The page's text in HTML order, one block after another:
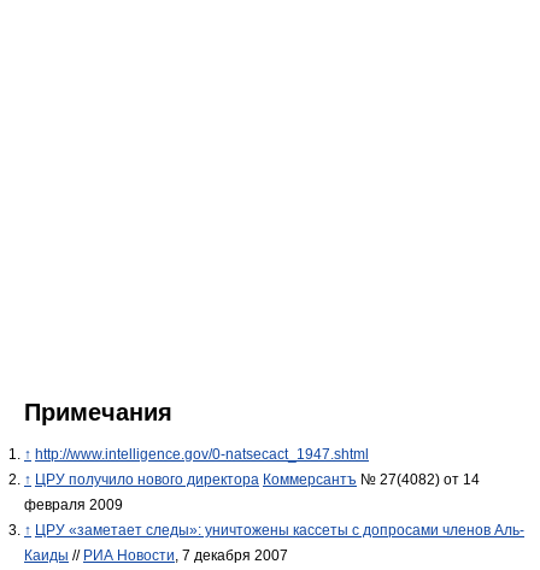
Примечания
↑ http://www.intelligence.gov/0-natsecact_1947.shtml
↑ ЦРУ получило нового директора Коммерсантъ № 27(4082) от 14
февраля 2009
↑ ЦРУ «заметает следы»: уничтожены кассеты с допросами членов Аль-
Каиды // РИА Новости , 7 декабря 2007